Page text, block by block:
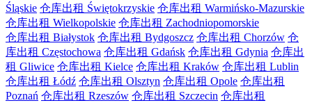
Śląskie 仓库出租 Świętokrzyskie 仓库出租 Warmińsko-Mazurskie
仓库出租 Wielkopolskie 仓库出租 Zachodniopomorskie
仓库出租 Białystok 仓库出租 Bydgoszcz 仓库出租 Chorzów 仓
库出租 Częstochowa 仓库出租 Gdańsk 仓库出租 Gdynia 仓库出
租 Gliwice 仓库出租 Kielce 仓库出租 Kraków 仓库出租 Lublin
仓库出租 Łódź 仓库出租 Olsztyn 仓库出租 Opole 仓库出租
Poznań 仓库出租 Rzeszów 仓库出租 Szczecin 仓库出租